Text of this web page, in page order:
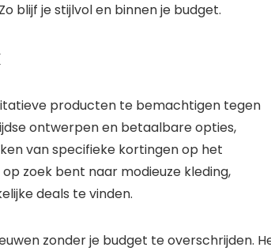
blijf je stijlvol en binnen je budget.
producten te bemachtigen tegen
ontwerpen en betaalbare opties,
van specifieke kortingen op het
zoek bent naar modieuze kleding,
deals te vinden.
zonder je budget te overschrijden.